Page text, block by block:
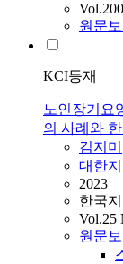
원문보
KCI등재
노인장기요
의 사례와
김지미
대한
2023
한국
Vol.25
원문보